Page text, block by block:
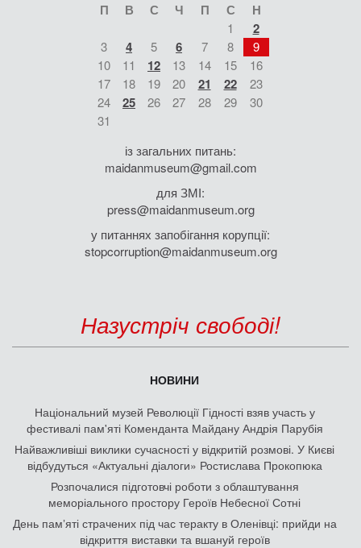
П В С Ч П С Н
1 2
3 4 5 6 7 8
9
10
11 12 13 14 15
16
17
18 19 20 21 22
23
24
25 26 27 28 29
30
31
із загальних питань:
maidanmuseum@gmail.com
для ЗМІ:
press@maidanmuseum.org
у питаннях запобігання корупції:
stopcorruption@maidanmuseum.org
Назустріч свободі!
НОВИНИ
Національний музей Революції Гідності взяв участь у
фестивалі пам'яті Коменданта Майдану Андрія Парубія
Найважливіші виклики сучасності у відкритій розмові. У Києві
відбудуться «Актуальні діалоги» Ростислава Прокопюка
Розпочалися підготовчі роботи з облаштування
меморіального простору Героїв Небесної Сотні
День памʼяті страчених під час теракту в Оленівці: прийди на
відкриття виставки та вшануй героїв